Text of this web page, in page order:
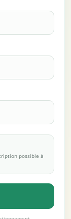
possible à